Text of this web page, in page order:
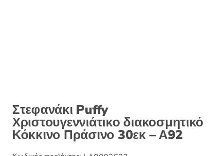
Στεφανάκι Puffy
Χριστουγεννιάτικο διακοσμητικό
Κόκκινο Πράσινο 30εκ – Α92